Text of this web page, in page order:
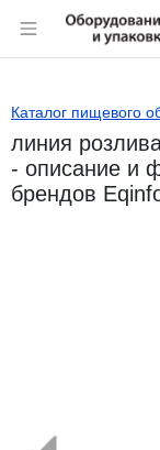
Раздел
Каталог пищевого
линия
- описание и
брендов